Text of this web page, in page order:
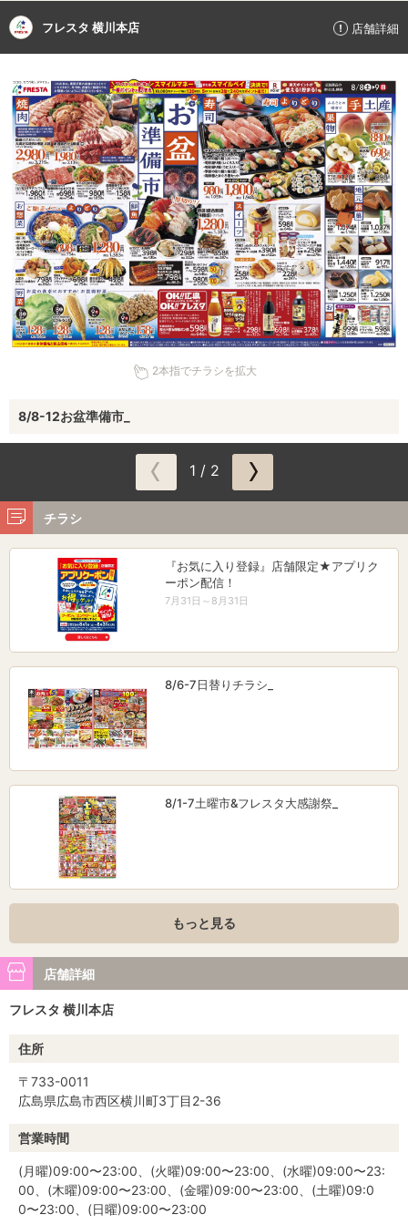
フレスタ 横川本店 店舗詳細
2本指でチラシを拡大
8/8-12お盆準備市_
1 / 2
チラシ
『お気に入り登録』店舗限定★アプリク
ーポン配信！
7月31日～8月31日
8/6-7日替りチラシ_
8/1-7土曜市&フレスタ大感謝祭_
もっと見る
店舗詳細
フレスタ 横川本店
住所
〒733-0011
広島県広島市西区横川町3丁目2-36
営業時間
(月曜)09:00〜23:00、(火曜)09:00〜23:00、(水曜)09:00〜23:
00、(木曜)09:00〜23:00、(金曜)09:00〜23:00、(土曜)09:0
0〜23:00、(日曜)09:00〜23:00